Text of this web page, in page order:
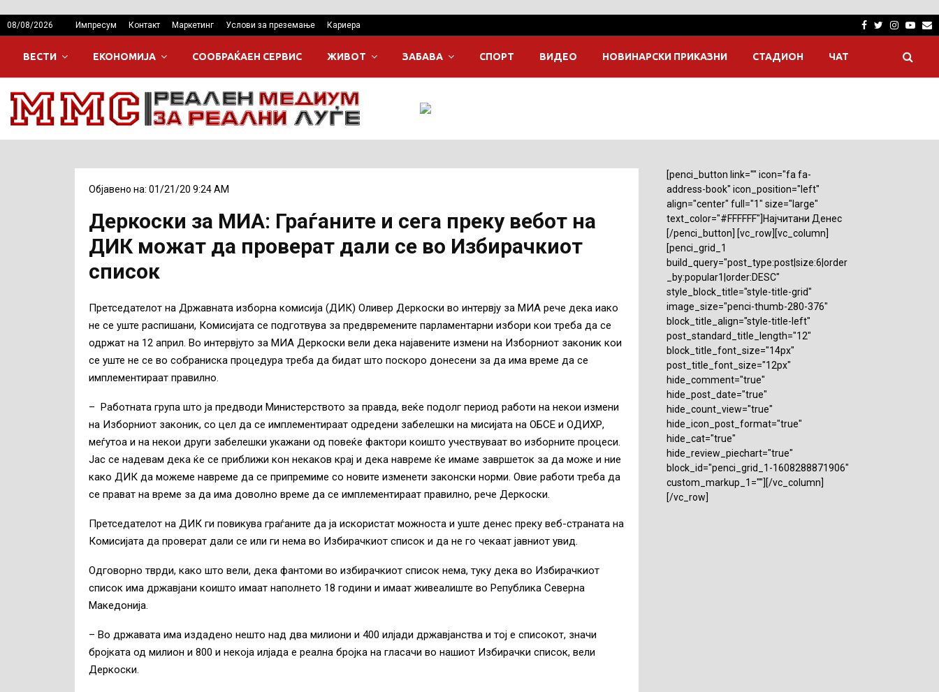
08/08/2026 Импресум Контакт Маркетинг Услови за преземање Кариера Facebook
Twitter
ВЕСТИ ЕКОНОМИЈА СООБРАЌАЕН СЕРВИС ЖИВОТ ЗАБАВА СПОРТ ВИДЕО НОВИНАРСКИ ПРИКАЗНИ СТАДИОН ЧАТ
Објавено на: 01/21/20 9:24 AM
Деркоски за МИА: Граѓаните и сега преку вебот на
ДИК можат да проверат дали се во Избирачкиот
список
Претседателот на Државната изборна комисија (ДИК) Оливер Деркоски во интервју за МИА рече дека иако
не се уште распишани, Комисијата се подготвува за предвремените парламентарни избори кои треба да се
одржат на 12 април. Во интервјуто за МИА Деркоски вели дека најавените измени на Изборниот законик кои
се уште не се во собраниска процедура треба да бидат што поскоро донесени за да има време да се
имплементираат правилно.
– Работната група што ја предводи Министерството за правда, веќе подолг период работи на некои измени
на Изборниот законик, со цел да се имплементираат одредени забелешки на мисијата на ОБСЕ и ОДИХР,
меѓутоа и на некои други забелешки укажани од повеќе фактори коишто учествуваат во изборните процеси.
Јас се надевам дека ќе се приближи кон некаков крај и дека навреме ќе имаме завршеток за да може и ние
како ДИК да можеме навреме да се припремиме со новите изменети законски норми. Овие работи треба да
се прават на време за да има доволно време да се имплементираат правилно, рече Деркоски.
Претседателот на ДИК ги повикува граѓаните да ја искористат можноста и уште денес преку веб-страната на
Комисијата да проверат дали се или ги нема во Избирачкиот список и да не го чекаат јавниот увид.
Одговорно тврди, како што вели, дека фантоми во избирачкиот список нема, туку дека во Избирачкиот
список има државјани коишто имаат наполнето 18 години и имаат живеалиште во Република Северна
Македонија.
– Во државата има издадено нешто над два милиони и 400 илјади државјанства и тој е списокот, значи
бројката од милион и 800 и некоја илјада е реална бројка на гласачи во нашиот Избирачки список, вели
Деркоски.
[penci_button link="" icon="fa fa-
address-book" icon_position="left"
align="center" full="1" size="large"
text_color="#FFFFFF"]Најчитани Денес
[/penci_button] [vc_row][vc_column]
[penci_grid_1
build_query="post_type:post|size:6|order
_by:popular1|order:DESC"
style_block_title="style-title-grid"
image_size="penci-thumb-280-376"
block_title_align="style-title-left"
post_standard_title_length="12"
block_title_font_size="14px"
post_title_font_size="12px"
hide_comment="true"
hide_post_date="true"
hide_count_view="true"
hide_icon_post_format="true"
hide_cat="true"
hide_review_piechart="true"
block_id="penci_grid_1-1608288871906"
custom_markup_1=""][/vc_column]
[/vc_row]